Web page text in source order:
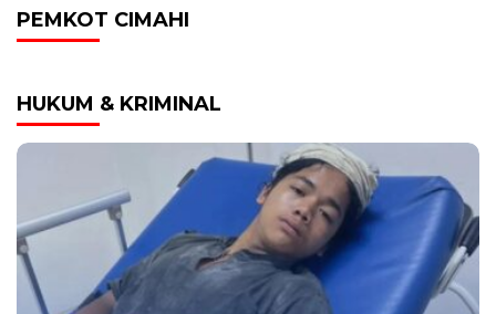
PEMKOT CIMAHI
HUKUM & KRIMINAL